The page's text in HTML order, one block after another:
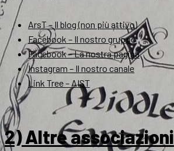
ArsT – Il blog (non più attivo)
Facebook – Il nostro gruppo
Facebook – La nostra pagina
Instagram – Il nostro canale
Link Tree – AIST
2) Altre associazioni